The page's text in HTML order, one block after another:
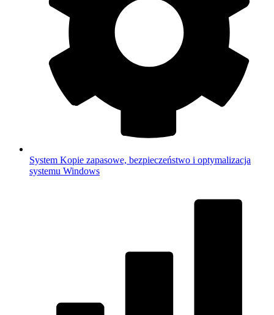
System Kopie zapasowe, bezpieczeństwo i optymalizacja
systemu Windows